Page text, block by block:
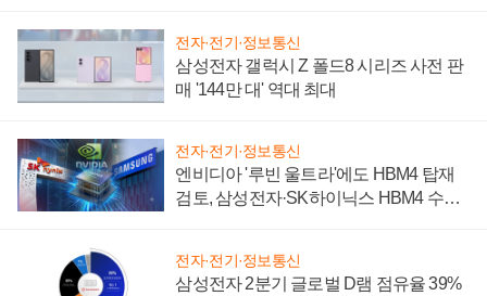
전자·전기·정보통신
삼성전자 갤럭시 Z 폴드8 시리즈 사전 판
매 '144만 대' 역대 최대
전자·전기·정보통신
엔비디아 '루빈 울트라'에도 HBM4 탑재
검토, 삼성전자·SK하이닉스 HBM4 수율
전자·전기·정보통신
삼성전자 2분기 글로벌 D램 점유율 39%